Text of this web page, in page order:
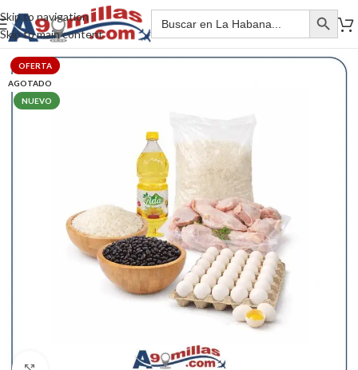
Skip to navigation
Skip to main content
OFERTA
AGOTADO
NUEVO